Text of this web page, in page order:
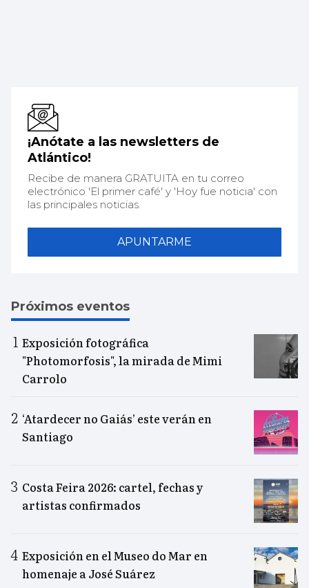
¡Anótate a las newsletters de
Atlántico!
Recibe de manera GRATUITA en tu correo
electrónico 'El primer café' y 'Hoy fue noticia' con
las principales noticias.
APUNTARME
Próximos eventos
Exposición fotográfica
"Photomorfosis", la mirada de Mimi
Carrolo
‘Atardecer no Gaiás’ este verán en
Santiago
Costa Feira 2026: cartel, fechas y
artistas confirmados
Exposición en el Museo do Mar en
homenaje a José Suárez